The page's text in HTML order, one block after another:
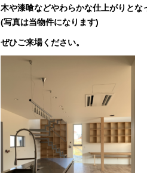
木や漆喰などやわらかな仕上がりとな
(写真は当物件になります)
ぜひご来場ください。